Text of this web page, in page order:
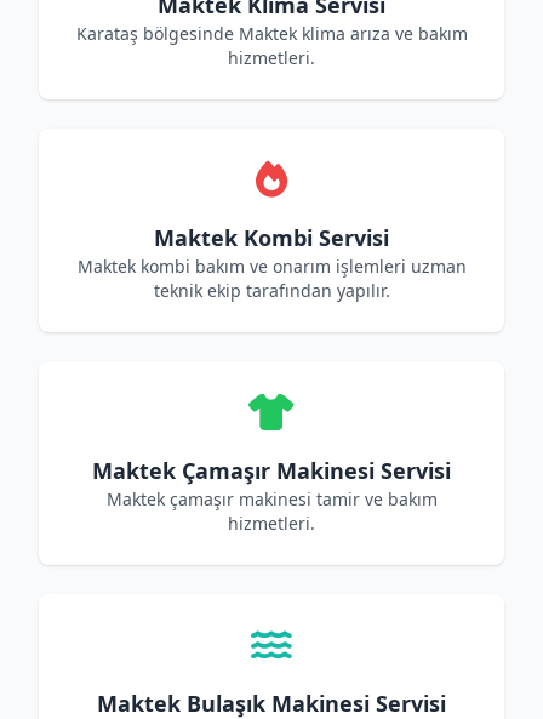
Karataş bölgesinde Maktek klima arıza ve bakım
hizmetleri.
Maktek Kombi Servisi
Maktek kombi bakım ve onarım işlemleri uzman
teknik ekip tarafından yapılır.
Maktek Çamaşır Makinesi Servisi
Maktek çamaşır makinesi tamir ve bakım
hizmetleri.
Maktek Bulaşık Makinesi Servisi